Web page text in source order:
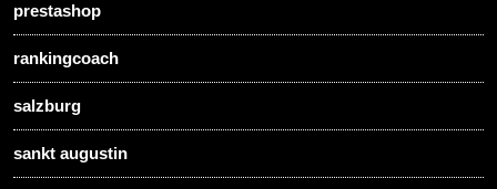
prestashop
rankingcoach
salzburg
sankt augustin